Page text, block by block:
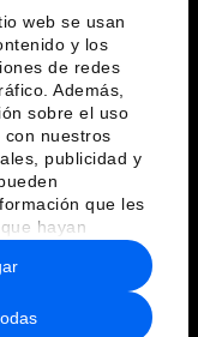
web se usan
y los
de redes
Además,
sobre el uso
nuestros
publicidad y
que les
hayan
que haya
de uso